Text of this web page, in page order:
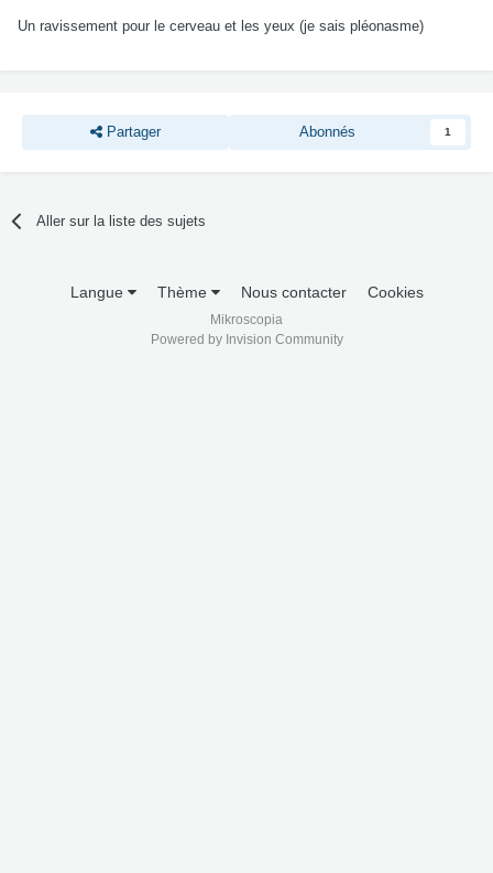
Un ravissement pour le cerveau et les yeux (je sais pléonasme)
Partager Abonnés 1
Aller sur la liste des sujets
Langue Thème Nous contacter Cookies
Mikroscopia
Powered by Invision Community